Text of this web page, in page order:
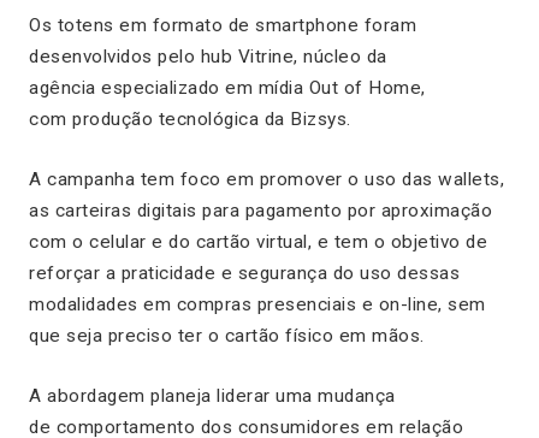
Os totens em formato de smartphone foram
desenvolvidos pelo hub Vitrine, núcleo da
agência especializado em mídia Out of Home,
com produção tecnológica da Bizsys.
A campanha tem foco em promover o uso das wallets,
as carteiras digitais para pagamento por aproximação
com o celular e do cartão virtual, e tem o objetivo de
reforçar a praticidade e segurança do uso dessas
modalidades em compras presenciais e on-line, sem
que seja preciso ter o cartão físico em mãos.
A abordagem planeja liderar uma mudança
de comportamento dos consumidores em relação